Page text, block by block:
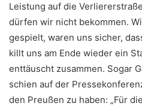
Leistung auf die
dürfen wir nicht bekommen.
gespielt, waren uns sicher,
killt uns am Ende wieder ein
enttäuscht zusammen. Sogar
schien auf der
den Preußen zu haben: „Für